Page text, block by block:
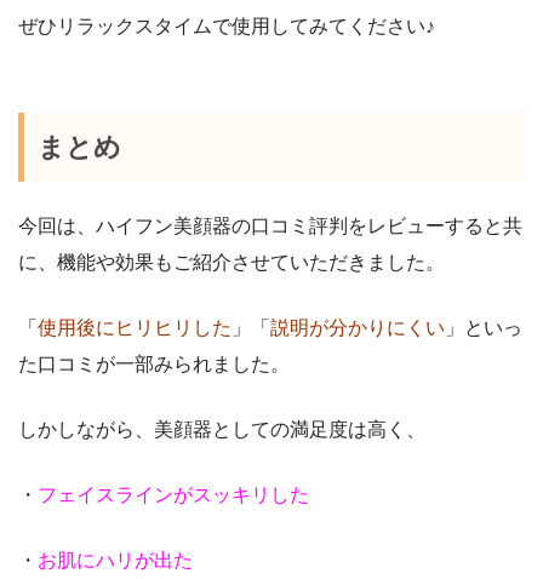
ぜひリラックスタイムで使用してみてください♪
まとめ
今回は、ハイフン美顔器の口コミ評判をレビューすると共
に、機能や効果もご紹介させていただきました。
「 使用後にヒリヒリした 」「 説明が分かりにくい 」といっ
た口コミが一部みられました。
しかしながら、美顔器としての満足度は高く、
・ フェイスラインがスッキリした
・ お肌にハリが出た